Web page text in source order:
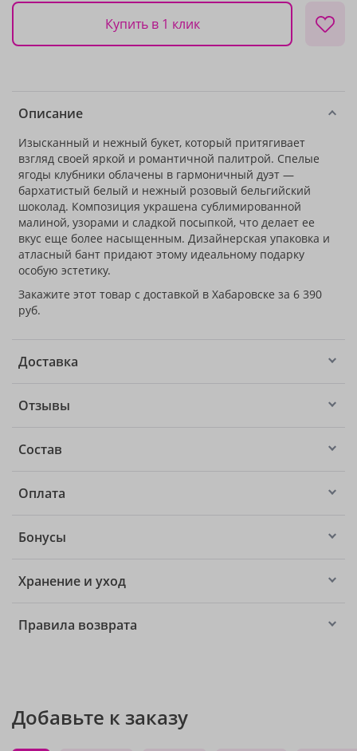
Купить в 1 клик
Описание
Изысканный и нежный букет, который притягивает
взгляд своей яркой и романтичной палитрой. Спелые
ягоды клубники облачены в гармоничный дуэт —
бархатистый белый и нежный розовый бельгийский
шоколад. Композиция украшена сублимированной
малиной, узорами и сладкой посыпкой, что делает ее
вкус еще более насыщенным. Дизайнерская упаковка и
атласный бант придают этому идеальному подарку
особую эстетику.
Закажите этот товар с доставкой в Хабаровске за 6 390
руб.
Доставка
Отзывы
Состав
Оплата
Бонусы
Хранение и уход
Правила возврата
Добавьте к заказу